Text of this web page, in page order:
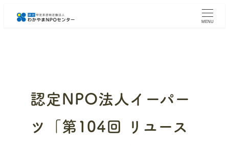
MENU
認定NPO法人イーパー
ツ「第104回 リユース